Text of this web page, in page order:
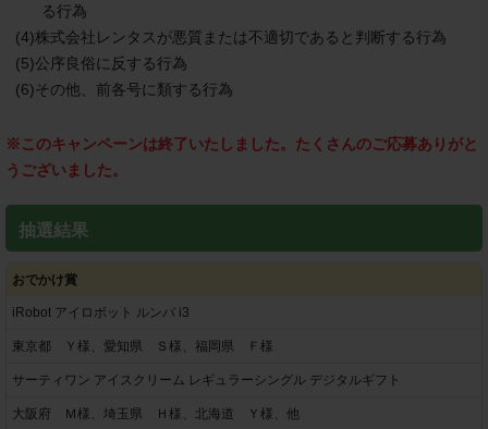
る行為
(4)株式会社レンタスが悪質または不適切であると判断する行為
(5)公序良俗に反する行為
(6)その他、前各号に類する行為
※このキャンペーンは終了いたしました。たくさんのご応募ありがと
うございました。
抽選結果
おでかけ賞
iRobot アイロボット ルンバ i3
東京都 Ｙ様、愛知県 Ｓ様、福岡県 Ｆ様
サーティワン アイスクリーム レギュラーシングル デジタルギフト
大阪府 Ｍ様、埼玉県 Ｈ様、北海道 Ｙ様、他